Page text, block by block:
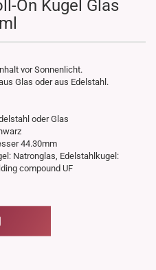
On Kugel Glas
vor Sonnenlicht.
Glas oder aus Edelstahl.
oder Glas
44.30mm
Natronglas, Edelstahlkugel:
compound UF